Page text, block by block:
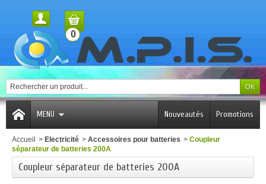
0
MENU Promotions
Nouveautés
Accueil > Electricité > Accessoires pour batteries > Coupleur
séparateur de batteries 200A
Coupleur séparateur de batteries 200A